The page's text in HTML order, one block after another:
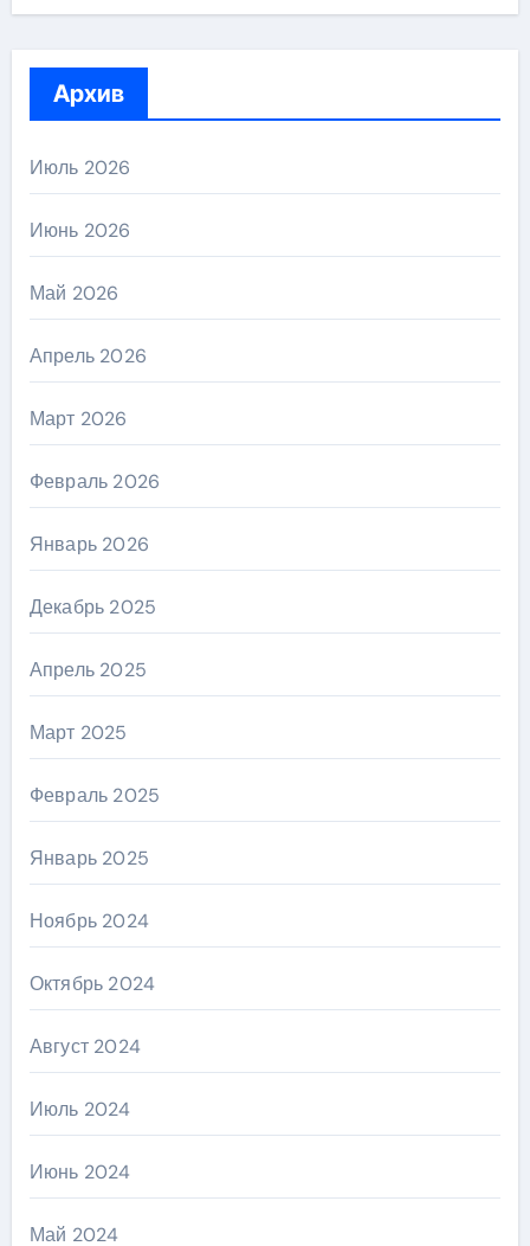
Архив
Июль 2026
Июнь 2026
Май 2026
Апрель 2026
Март 2026
Февраль 2026
Январь 2026
Декабрь 2025
Апрель 2025
Март 2025
Февраль 2025
Январь 2025
Ноябрь 2024
Октябрь 2024
Август 2024
Июль 2024
Июнь 2024
Май 2024